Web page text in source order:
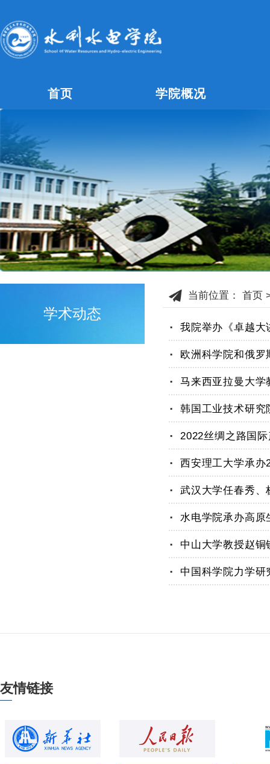
首页 学院概况
学术动态
当前位置： 首页
. 我院举办《卓越大
.
.
.
.
.
.
武汉大学任春秀、
.
.
中山大学教授赵
. 中国科学院力学
友情链接